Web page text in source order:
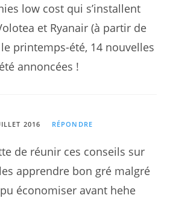
low cost qui s’installent
et Ryanair (à partir de
printemps-été, 14 nouvelles
annoncées !
2016 RÉPONDRE
de réunir ces conseils sur
apprendre bon gré malgré
économiser avant hehe